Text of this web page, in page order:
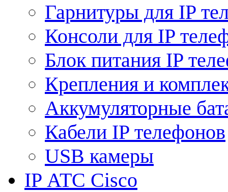
Гарнитуры для IP
Консоли для IP
Блок питания IP
Крепления и
Аккумуляторные
Кабели IP телефонов
USB камеры
IP АТС Cisco